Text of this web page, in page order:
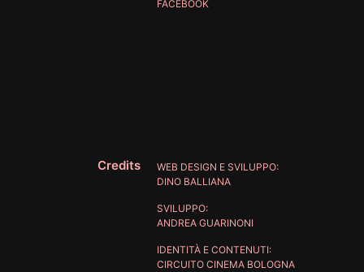
FACEBOOK
Credits
WEB DESIGN E SVILUPPO:
DINO BALLIANA
SVILUPPO:
ANDREA GUARINONI
IDENTITÀ E CONTENUTI:
CIRCUITO CINEMA BOLOGNA